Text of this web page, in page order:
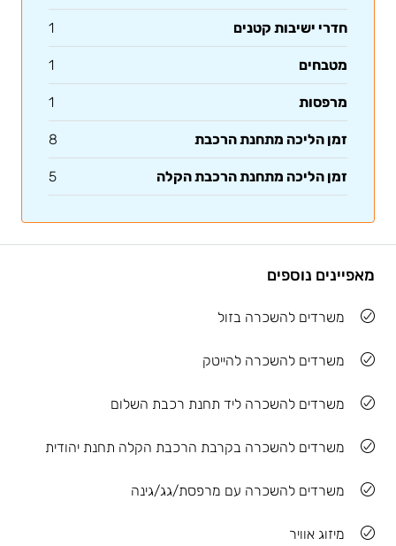
חדרי ישיבות קטנים 1
מטבחים 1
מרפסות 1
זמן הליכה מתחנת הרכבת 8
זמן הליכה מתחנת הרכבת הקלה 5
מאפיינים נוספים
משרדים להשכרה בזול
משרדים להשכרה להייטק
משרדים להשכרה ליד תחנת רכבת השלום
משרדים להשכרה בקרבת הרכבת הקלה תחנת יהודית
משרדים להשכרה עם מרפסת/גג/גינה
מיזוג אוויר